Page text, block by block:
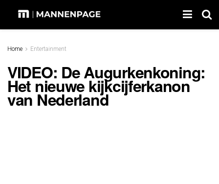
Home Entertainment
VIDEO: De Augurkenkoning:
Het nieuwe kijkcijferkanon
van Nederland